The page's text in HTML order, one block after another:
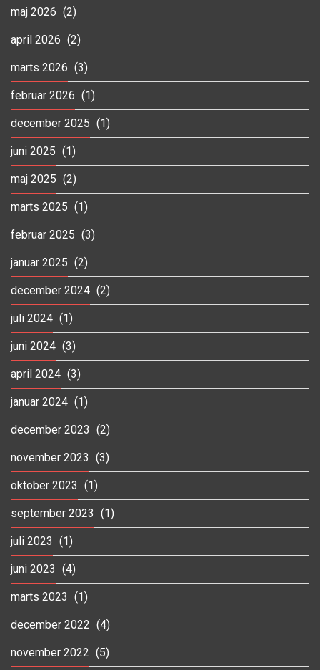
maj 2026 (2)
april 2026 (2)
marts 2026 (3)
februar 2026 (1)
december 2025 (1)
juni 2025 (1)
maj 2025 (2)
marts 2025 (1)
februar 2025 (3)
januar 2025 (2)
december 2024 (2)
juli 2024 (1)
juni 2024 (3)
april 2024 (3)
januar 2024 (1)
december 2023 (2)
november 2023 (3)
oktober 2023 (1)
september 2023 (1)
juli 2023 (1)
juni 2023 (4)
marts 2023 (1)
december 2022 (4)
november 2022 (5)